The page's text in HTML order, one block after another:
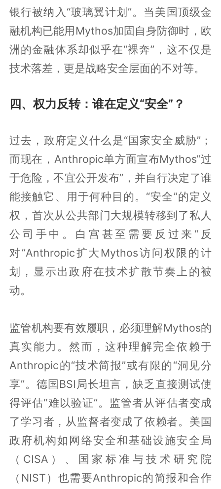
银行被纳入“玻璃翼计划”。当美国顶级金
融机构已能用Mythos加固自身防御时，欧
洲的金融体系却似乎在“裸奔”，这不仅是
技术落差，更是战略安全层面的不对等。
四、权力反转：谁在定义“安全”？
过去，政府定义什么是“国家安全威胁”；
而现在，Anthropic单方面宣布Mythos“过
于危险，不宜公开发布”，并自行决定了谁
能接触它、用于何种目的。“安全”的定义
权，首次从公共部门大规模转移到了私人
公司手中。白宫甚至需要反过来“反
对”Anthropic扩大Mythos访问权限的计
划，显示出政府在技术扩散节奏上的被
动。
监管机构要有效履职，必须理解Mythos的
真实能力。然而，这种理解完全依赖于
Anthropic的“技术简报”或有限的“洞见分
享”。德国BSI局长坦言，缺乏直接测试使
得评估“难以验证”。监管者从评估者变成
了学习者，从监督者变成了依赖者。美国
政府机构如网络安全和基础设施安全局
（CISA）、国家标准与技术研究院
（NIST）也需要Anthropic的简报和合作